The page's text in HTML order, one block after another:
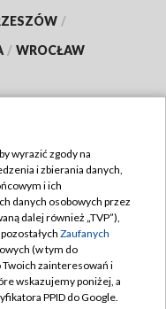
/
/ WROCŁAW
wyrazić zgody na
i zbierania danych,
i ich
danych osobowych przez
dalej również „TVP”),
Zaufanych
(w tym do
zainteresowań i
wskazujemy poniżej, a
PPID do Google.